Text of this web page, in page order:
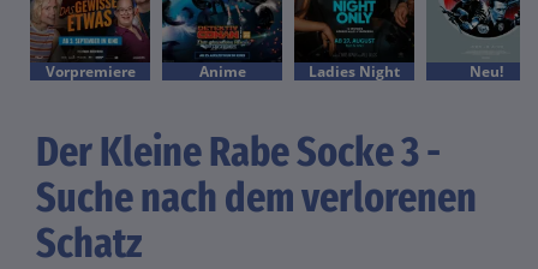
Vorpremiere Anime Ladies Night Neu!
Der Kleine Rabe Socke 3 -
Suche nach dem verlorenen
Schatz